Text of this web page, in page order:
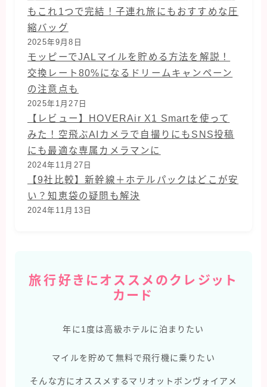
もこれ1つで完結！子連れ旅にもおすすめな圧
縮バッグ
2025年9月8日
モッピーでJALマイルを貯める方法を解説！
交換レート80%になるドリームキャンペーン
の注意点も
2025年1月27日
【レビュー】HOVERAir X1 Smartを使って
みた！空飛ぶAIカメラで自撮りにもSNS投稿
にも最適な専属カメラマンに
2024年11月27日
【9社比較】新幹線＋ホテルパックはどこが安
い？知恵袋の疑問も解決
2024年11月13日
旅行好きにオススメのクレジット
カード
年に1度は高級ホテルに泊まりたい
マイルを貯めて無料で飛行機に乗りたい
そんな方にオススメするマリオットボンヴォイアメ